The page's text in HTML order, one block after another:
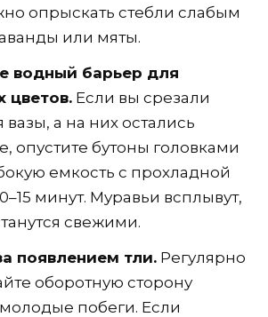
опрыскать стебли слабым
или мяты.
водный барьер для
цветов. Если вы срезали
а на них остались
опустите бутоны головками
емкость с прохладной
минут. Муравьи всплывут,
свежими.
появлением тли. Регулярно
оборотную сторону
побеги. Если